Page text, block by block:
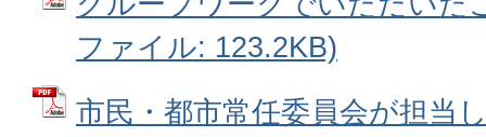
ファイル: 123.2KB)
市民・都市常任委員会が担当